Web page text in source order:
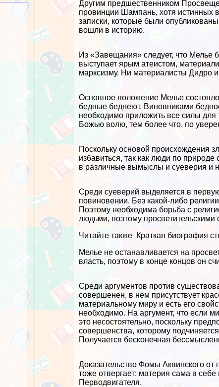
Другим предшественником
провинции Шампань, хотя истинных
записки, которые были
вошли в историю.
Из «Завещания» следует, что Мелье
выступает ярым атеистом,
марксизму. Ни материалисты Дидро
Основное положение Мелье
бедные беднеют. Виновниками
необходимо приложить все силы для
Божью волю, тем более что, по
Поскольку основой происхождения
избавиться, так как люди по
в различные вымыслы и суеверия и
Среди суеверий выделяется в
повиновении. Без какой-либо
Поэтому необходима борьба с
людьми, поэтому
Читайте также Краткая биография
Мелье не останавливается на
власть, поэтому в конце концов он
Среди аргументов против
совершенен, в нем присутствует
материальному миру и есть его
необходимо. На аргумент, что если
это несостоятельно, поскольку
совершенства, которому
Получается бесконечная
Доказательство Фомы Аквинского
тоже отвергает: материя сама в
Перводвигателя.